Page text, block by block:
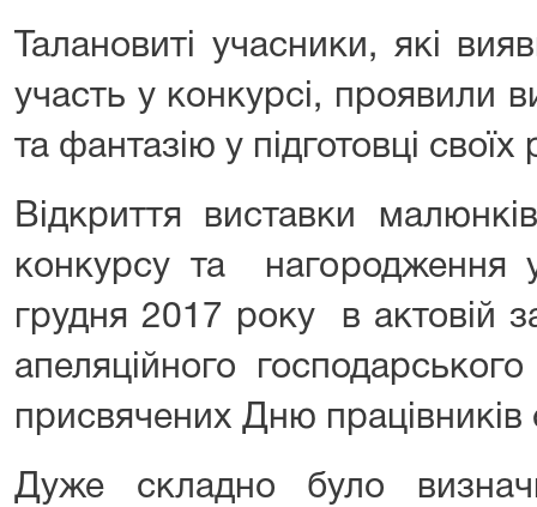
Талановиті учасники, які
участь у конкурсі, проявили
та фантазію у підготовці своїх
Відкриття виставки
конкурсу та нагородження
грудня 2017 року в актовій
апеляційного
присвячених Дню працівників
Дуже складно було